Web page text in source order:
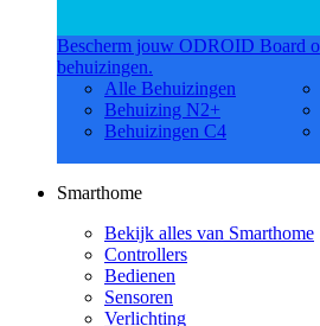
Bescherm jouw ODROID Board
behuizingen.
Alle Behuizingen
Behuizing N2+
Behuizingen C4
Smarthome
Bekijk alles van Smarthome
Controllers
Bedienen
Sensoren
Verlichting